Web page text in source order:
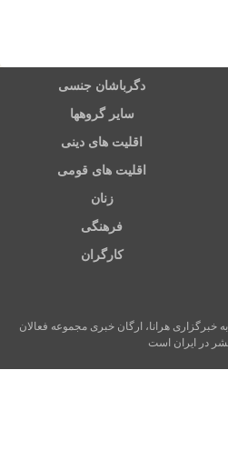
دگرباشان جنسی
سایر گروهها
اقلیت های دینی
اقلیت های قومی
زنان
فرهنگی
کارگران
به خبرگزاری هرانا، ارگان خبری مجموعه فعالان
در ایران است